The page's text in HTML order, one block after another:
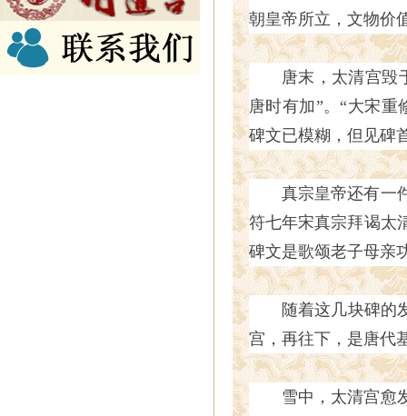
朝皇帝所立，文物价
唐末，太清宫毁
唐时有加”。“大宋重
碑文已模糊，但见碑
真宗皇帝还有一
符七年宋真宗拜谒太
碑文是歌颂老子母亲
随着这几块碑的
宫，再往下，是唐代
雪中，太清宫愈